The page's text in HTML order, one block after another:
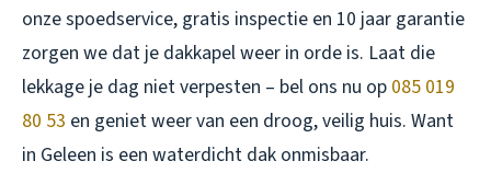
onze spoedservice, gratis inspectie en 10 jaar garantie
zorgen we dat je dakkapel weer in orde is. Laat die
lekkage je dag niet verpesten – bel ons nu op 085 019
80 53 en geniet weer van een droog, veilig huis. Want
in Geleen is een waterdicht dak onmisbaar.